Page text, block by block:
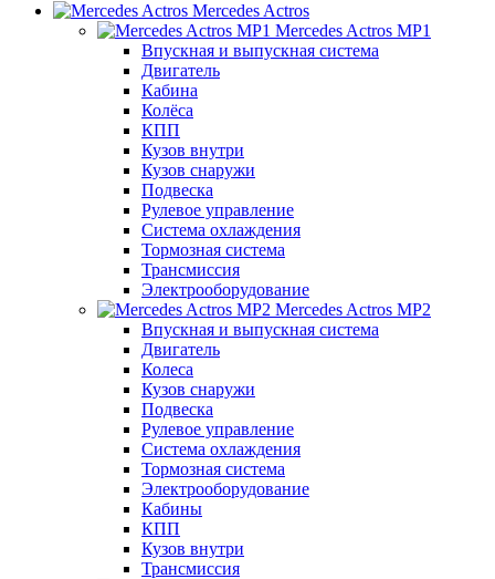
Mercedes Actros
Mercedes Actros MP1
Впускная и выпускная система
Двигатель
Кабина
Колёса
КПП
Кузов внутри
Кузов снаружи
Подвеска
Рулевое управление
Система охлаждения
Тормозная система
Трансмиссия
Электрооборудование
Mercedes Actros MP2
Впускная и выпускная система
Двигатель
Колеса
Кузов снаружи
Подвеска
Рулевое управление
Система охлаждения
Тормозная система
Электрооборудование
Кабины
КПП
Кузов внутри
Трансмиссия